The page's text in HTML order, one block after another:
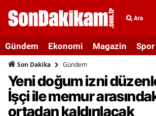
Ara
Gündem Ekonomi Magazin Spor
Son Dakika Gündem
Yeni doğum izni
İşçi ile memur
ortadan kaldırılacak